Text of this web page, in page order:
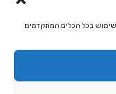
בכל הכלים המתקדמים